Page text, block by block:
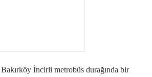
İncirli metrobüs durağında bir